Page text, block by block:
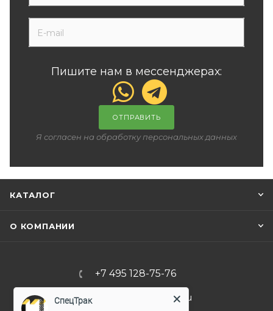
Пишите нам в мессенджерах:
ОТПРАВИТЬ
Я согласен на обработку персональных данных
КАТАЛОГ
О КОМПАНИИ
+7 495 128-75-76
info@spec-trucks.ru
СпецТрак